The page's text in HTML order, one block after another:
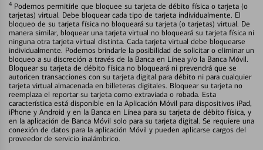
4 Podemos permitirle que bloquee su tarjeta de débito física o tarjeta (o
tarjetas) virtual. Debe bloquear cada tipo de tarjeta individualmente. El
bloqueo de su tarjeta física no bloqueará su tarjeta (o tarjetas) virtual. De
manera similar, bloquear una tarjeta virtual no bloqueará su tarjeta física ni
ninguna otra tarjeta virtual distinta. Cada tarjeta virtual debe bloquearse
individualmente. Podemos brindarle la posibilidad de solicitar o eliminar un
bloqueo a su discreción a través de la Banca en Línea y/o la Banca Móvil.
Bloquear su tarjeta de débito física no bloqueará ni prevendrá que se
autoricen transacciones con su tarjeta digital para débito ni para cualquier
tarjeta virtual almacenada en billeteras digitales. Bloquear su tarjeta no
reemplaza el reportar su tarjeta como extraviada o robada. Esta
característica está disponible en la Aplicación Móvil para dispositivos iPad,
iPhone y Android y en la Banca en Línea para su tarjeta de débito física, y
en la aplicación de Banca Móvil solo para su tarjeta digital. Se requiere una
conexión de datos para la aplicación Móvil y pueden aplicarse cargos del
proveedor de servicio inalámbrico.